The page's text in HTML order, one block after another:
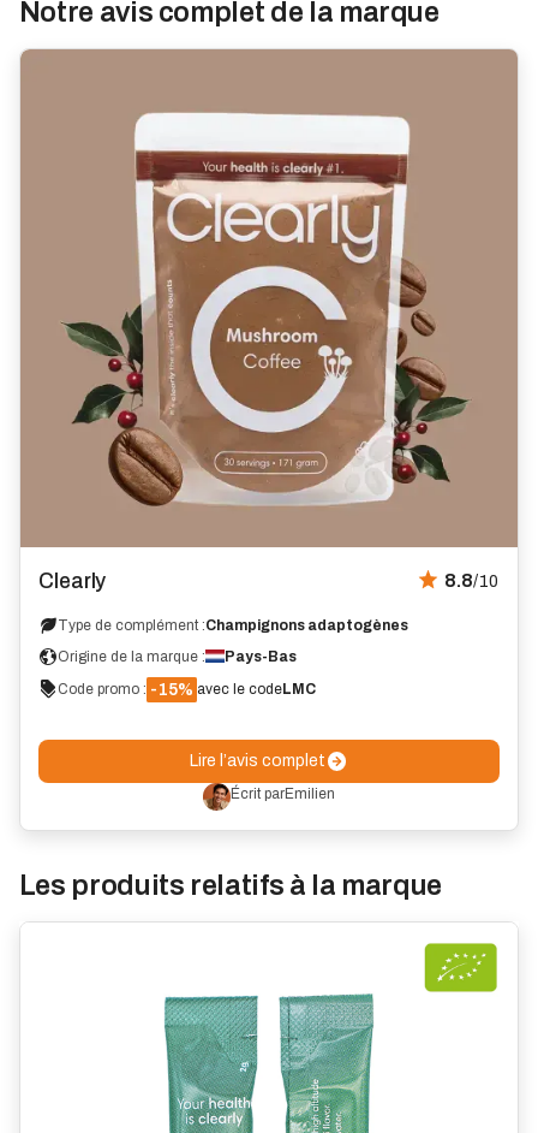
Notre avis complet de la marque
Clearly 8.8/10
Type de complément :Champignons adaptogènes
Origine de la marque :
Pays-Bas
Code promo : -15% avec le codeLMC
Lire l’avis complet
Écrit parEmilien
Les produits relatifs à la marque